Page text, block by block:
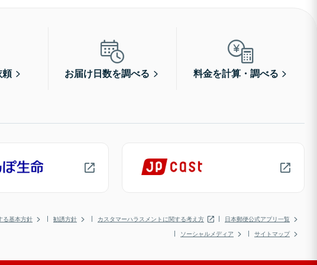
頼 お届け日数を調べる 料金を計算・調べる
る基本方針 勧誘方針 カスタマーハラスメントに関する考え方
日本郵便公式アプリ一覧
ソーシャルメディア
サイトマップ